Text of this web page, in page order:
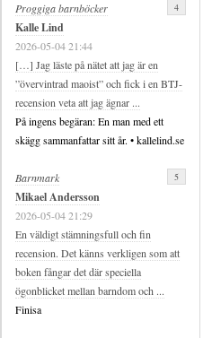
Proggiga barnböcker
Kalle Lind
2026-05-04 21:44
[…] Jag läste på nätet att jag är en
”övervintrad maoist” och fick i en BTJ-
recension veta att jag ägnar ...
På ingens begäran: En man med ett
skägg sammanfattar sitt år. • kallelind.se
4
Barnmark
Mikael Andersson
2026-05-04 21:29
En väldigt stämningsfull och fin
recension. Det känns verkligen som att
boken fångar det där speciella
ögonblicket mellan barndom och ...
Finisa
5